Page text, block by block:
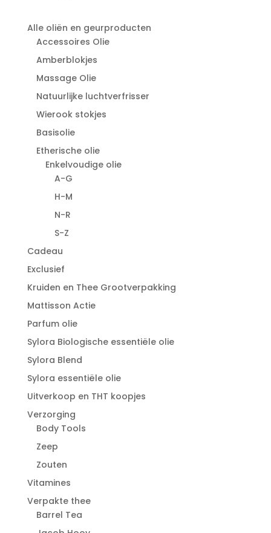
Alle oliën en geurproducten
Accessoires Olie
Amberblokjes
Massage Olie
Natuurlijke luchtverfrisser
Wierook stokjes
Basisolie
Etherische olie
Enkelvoudige olie
A-G
H-M
N-R
S-Z
Cadeau
Exclusief
Kruiden en Thee Grootverpakking
Mattisson Actie
Parfum olie
Sylora Biologische essentiële olie
Sylora Blend
Sylora essentiële olie
Uitverkoop en THT koopjes
Verzorging
Body Tools
Zeep
Zouten
Vitamines
Verpakte thee
Barrel Tea